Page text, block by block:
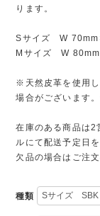
ります。
Sサイズ W
Mサイズ W
※天然皮革を使用
場合がございます
在庫のある商品は2
ルにて配送予定日
欠品の場合はご注
種類